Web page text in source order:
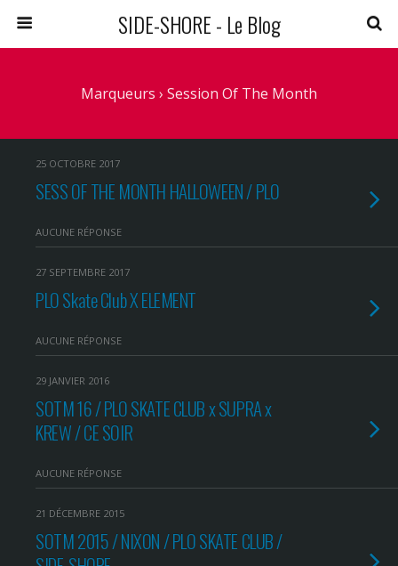
SIDE-SHORE - Le Blog
Marqueurs › Session Of The Month
25 OCTOBRE 2017
SESS OF THE MONTH HALLOWEEN / PLO
AUCUNE RÉPONSE
27 SEPTEMBRE 2017
PLO Skate Club X ELEMENT
AUCUNE RÉPONSE
29 JANVIER 2016
SOTM 16 / PLO SKATE CLUB x SUPRA x
KREW / CE SOIR
AUCUNE RÉPONSE
21 DÉCEMBRE 2015
SOTM 2015 / NIXON / PLO SKATE CLUB /